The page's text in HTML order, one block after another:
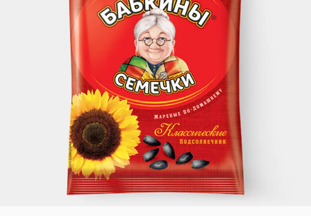
360 г
«Главпродукт», молоко сгущенное «Премиум», 360 г
В корзину
109,2 ₽
340 г
Каша рисовая с говядиной «Главпродукт», 340 г
НОВОЕ
В корзину